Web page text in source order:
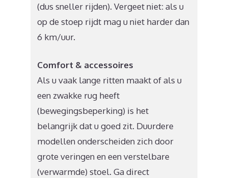
(dus sneller rijden). Vergeet niet: als u
op de stoep rijdt mag u niet harder dan
6 km/uur.
Comfort & accessoires
Als u vaak lange ritten maakt of als u
een zwakke rug heeft
(bewegingsbeperking) is het
belangrijk dat u goed zit. Duurdere
modellen onderscheiden zich door
grote veringen en een verstelbare
(verwarmde) stoel. Ga direct